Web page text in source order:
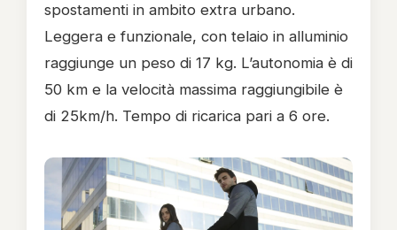
spostamenti in ambito extra urbano.
Leggera e funzionale, con telaio in alluminio
raggiunge un peso di 17 kg. L’autonomia è di
50 km e la velocità massima raggiungibile è
di 25km/h. Tempo di ricarica pari a 6 ore.